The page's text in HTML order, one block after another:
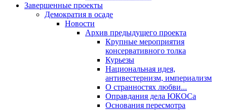
Завершенные проекты
Демократия в осаде
Новости
Архив предыдущего проекта
Крупные мероприятия
консервативного толка
Курьезы
Национальная идея,
антивестернизм, империализм
О странностях любви...
Оправдания дела ЮКОСа
Основания пересмотра